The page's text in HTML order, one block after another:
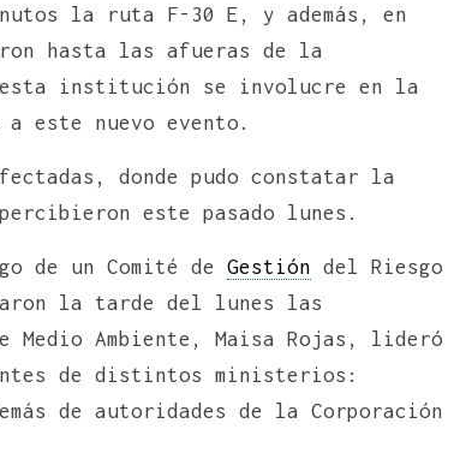
la ruta F-30 E, y además, en
hasta las afueras de la
esta institución se involucre en la
este nuevo evento.
donde pudo constatar la
este pasado lunes.
de un Comité de Gestión del Riesgo
la tarde del lunes las
Ambiente, Maisa Rojas, lideró
de distintos ministerios:
de autoridades de la Corporación